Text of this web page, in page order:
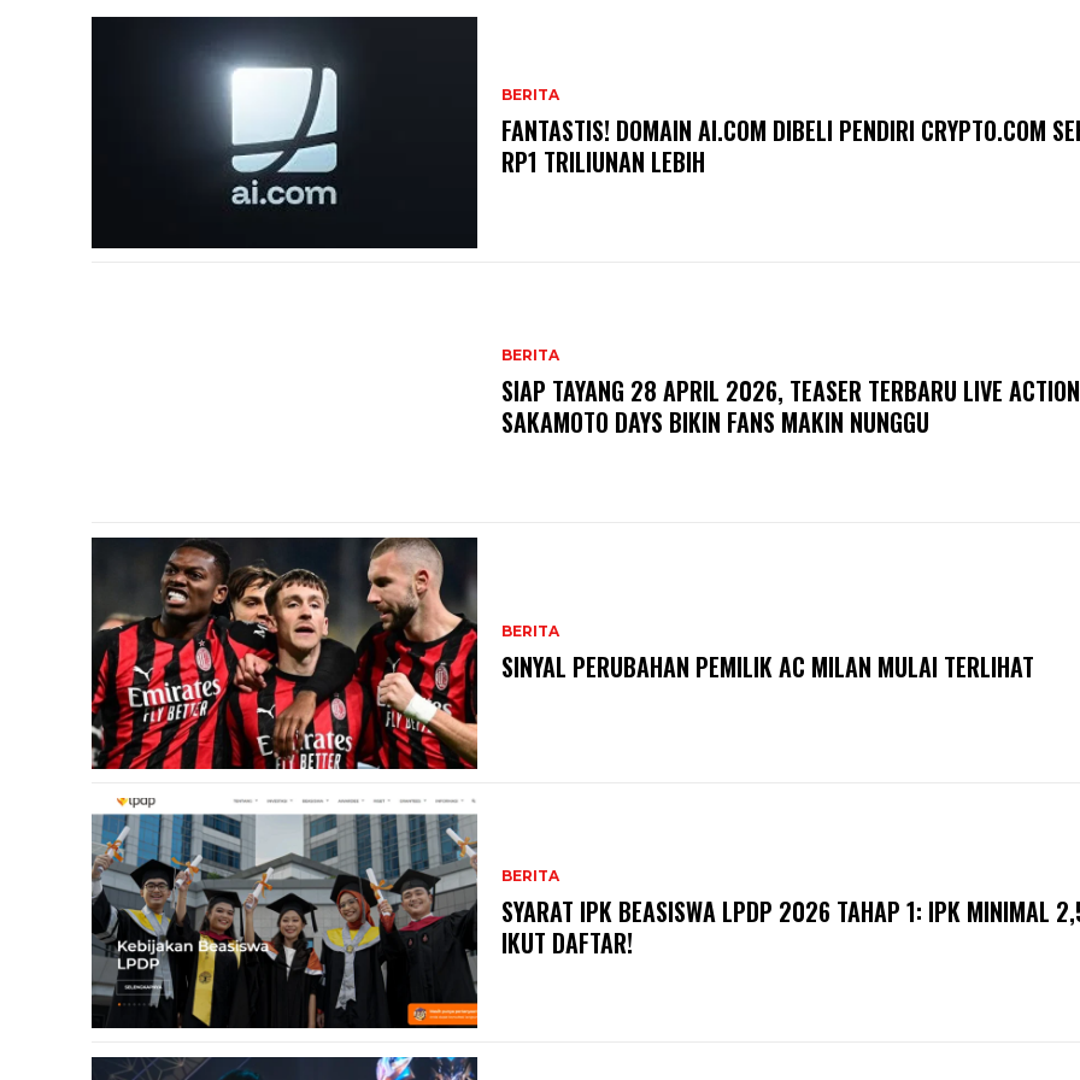
BERITA
FANTASTIS! DOMAIN AI.COM DIBELI PENDIRI CRYPTO.COM
RP1 TRILIUNAN LEBIH
BERITA
SIAP TAYANG 28 APRIL 2026, TEASER TERBARU LIVE ACTION
SAKAMOTO DAYS BIKIN FANS MAKIN NUNGGU
BERITA
SINYAL PERUBAHAN PEMILIK AC MILAN MULAI TERLIHAT
BERITA
SYARAT IPK BEASISWA LPDP 2026 TAHAP 1: IPK MINIMAL
IKUT DAFTAR!